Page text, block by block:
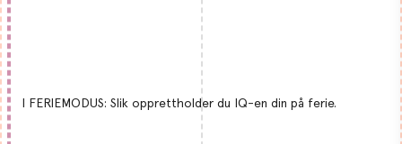
I FERIEMODUS: Slik opprettholder du IQ-en din på ferie.